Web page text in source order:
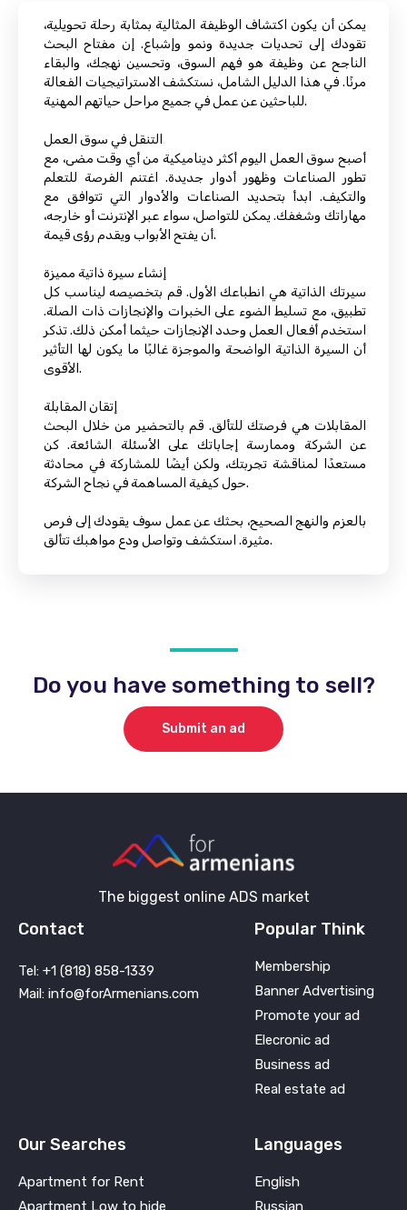
يمكن أن يكون اكتشاف الوظيفة المثالية بمثابة رحلة تحويلية،
تقودك إلى تحديات جديدة ونمو وإشباع. إن مفتاح البحث
الناجح عن وظيفة هو فهم السوق، وتحسين نهجك، والبقاء
مرنًا. في هذا الدليل الشامل، نستكشف الاستراتيجيات الفعالة
للباحثين عن عمل في جميع مراحل حياتهم المهنية.
التنقل في سوق العمل
أصبح سوق العمل اليوم أكثر ديناميكية من أي وقت مضى، مع
تطور الصناعات وظهور أدوار جديدة. اغتنم الفرصة للتعلم
والتكيف. ابدأ بتحديد الصناعات والأدوار التي تتوافق مع
مهاراتك وشغفك. يمكن للتواصل، سواء عبر الإنترنت أو خارجه،
أن يفتح الأبواب ويقدم رؤى قيمة.
إنشاء سيرة ذاتية مميزة
سيرتك الذاتية هي انطباعك الأول. قم بتخصيصه ليناسب كل
تطبيق، مع تسليط الضوء على الخبرات والإنجازات ذات الصلة.
استخدم أفعال العمل وحدد الإنجازات حيثما أمكن ذلك. تذكر
أن السيرة الذاتية الواضحة والموجزة غالبًا ما يكون لها التأثير
الأقوى.
إتقان المقابلة
المقابلات هي فرصتك للتألق. قم بالتحضير من خلال البحث
عن الشركة وممارسة إجاباتك على الأسئلة الشائعة. كن
مستعدًا لمناقشة تجربتك، ولكن أيضًا للمشاركة في محادثة
حول كيفية المساهمة في نجاح الشركة.
بالعزم والنهج الصحيح، بحثك عن عمل سوف يقودك إلى فرص
مثيرة. استكشف وتواصل ودع مواهبك تتألق.
Do you have something to sell?
Submit an ad
The biggest online ADS market
Contact
Tel: +1 (818) 858-1339
Mail: info@forArmenians.com
Popular Think
Membership
Banner Advertising
Promote your ad
Elecronic ad
Business ad
Real estate ad
Our Searches
Apartment for Rent
Apartment Low to hide
Languages
English
Russian